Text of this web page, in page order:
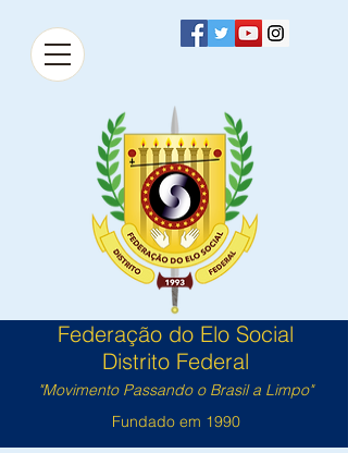
Federação do Elo Social
Distrito Federal
"Movimento Passando o Brasil a Limpo"
Fundado em 1990